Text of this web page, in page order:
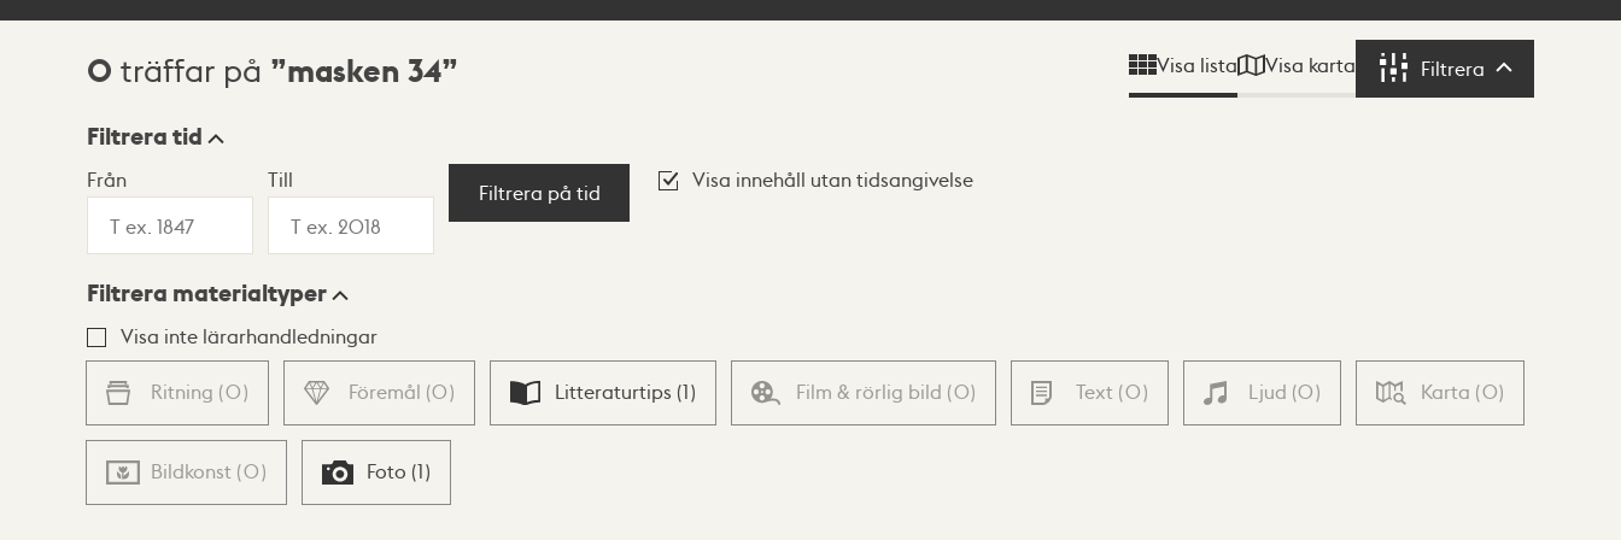
Sökresultat
0 träffar på masken 34 Visa lista Visa karta Filtrera Filtrera
Visningsläge
Lista Karta
Filtrera tid
Från Till
Filtrera på tid
Visa innehåll utan tidsangivelse
Filtrera materialtyper
Visa inte lärarhandledningar
Ritning (0) Föremål (0) Litteraturtips (1) Film & rörlig bild (0) Text (0) Ljud (0) Karta (0)
Bildkonst (0) Foto (1)